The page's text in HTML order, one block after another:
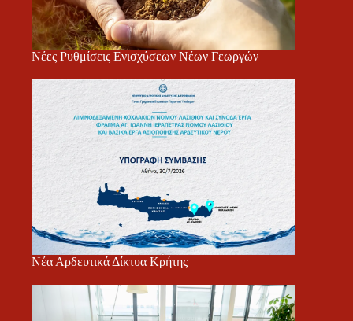
Νέες Ρυθμίσεις Ενισχύσεων Νέων Γεωργών
Νέα Αρδευτικά Δίκτυα Κρήτης